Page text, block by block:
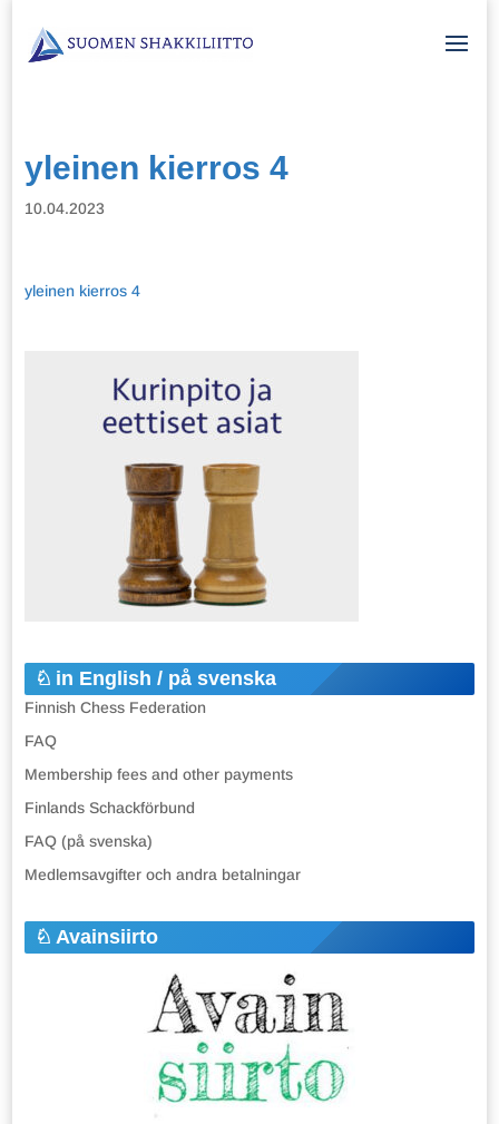
yleinen kierros 4
10.04.2023
yleinen kierros 4
in English / på svenska
Finnish Chess Federation
FAQ
Membership fees and other payments
Finlands Schackförbund
FAQ (på svenska)
Medlemsavgifter och andra betalningar
Avainsiirto